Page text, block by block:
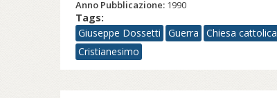
Anno Pubblicazione: 1990
Tags:
Giuseppe Dossetti
Guerra
Chiesa cattolica
Cristianesimo